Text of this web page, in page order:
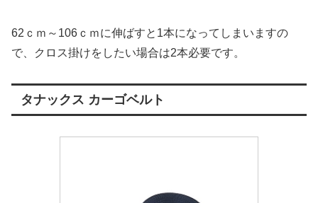
62ｃｍ～106ｃｍに伸ばすと1本になってしまいますの
で、クロス掛けをしたい場合は2本必要です。
タナックス カーゴベルト